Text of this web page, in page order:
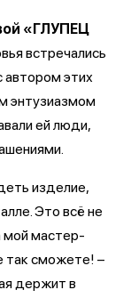
«ГЛУПЕЦ
встречались
автором этих
энтузиазмом
ей люди,
изделие,
Это всё не
мой мастер-
так сможете! –
держит в